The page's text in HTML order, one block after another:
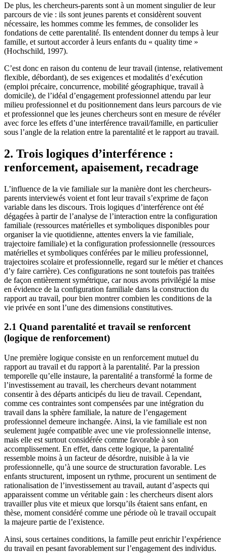
De plus, les chercheurs-parents sont à un moment singulier de leur
parcours de vie : ils sont jeunes parents et considèrent souvent
nécessaire, les hommes comme les femmes, de consolider les
fondations de cette parentalité. Ils entendent donner du temps à leur
famille, et surtout accorder à leurs enfants du « quality time »
(Hochschild, 1997).
C’est donc en raison du contenu de leur travail (intense, relativement
flexible, débordant), de ses exigences et modalités d’exécution
(emploi précaire, concurrence, mobilité géographique, travail à
domicile), de l’idéal d’engagement professionnel attendu par leur
milieu professionnel et du positionnement dans leurs parcours de vie
et professionnel que les jeunes chercheurs sont en mesure de révéler
avec force les effets d’une interférence travail/famille, en particulier
sous l’angle de la relation entre la parentalité et le rapport au travail.
2. Trois logiques d’interférence :
renforcement, apaisement, recadrage
L’influence de la vie familiale sur la manière dont les chercheurs-
parents interviewés voient et font leur travail s’exprime de façon
variable dans les discours. Trois logiques d’interférence ont été
dégagées à partir de l’analyse de l’interaction entre la configuration
familiale (ressources matérielles et symboliques disponibles pour
organiser la vie quotidienne, attentes envers la vie familiale,
trajectoire familiale) et la configuration professionnelle (ressources
matérielles et symboliques conférées par le milieu professionnel,
trajectoires scolaire et professionnelle, regard sur le métier et chances
d’y faire carrière). Ces configurations ne sont toutefois pas traitées
de façon entièrement symétrique, car nous avons privilégié la mise
en évidence de la configuration familiale dans la construction du
rapport au travail, pour bien montrer combien les conditions de la
vie privée en sont l’une des dimensions constitutives.
2.1 Quand parentalité et travail se renforcent
(logique de renforcement)
Une première logique consiste en un renforcement mutuel du
rapport au travail et du rapport à la parentalité. Par la pression
temporelle qu’elle instaure, la parentalité a transformé la forme de
l’investissement au travail, les chercheurs devant notamment
consentir à des départs anticipés du lieu de travail. Cependant,
comme ces contraintes sont compensées par une intégration du
travail dans la sphère familiale, la nature de l’engagement
professionnel demeure inchangée. Ainsi, la vie familiale est non
seulement jugée compatible avec une vie professionnelle intense,
mais elle est surtout considérée comme favorable à son
accomplissement. En effet, dans cette logique, la parentalité
ressemble moins à un facteur de désordre, nuisible à la vie
professionnelle, qu’à une source de structuration favorable. Les
enfants structurent, imposent un rythme, procurent un sentiment de
rationalisation de l’investissement au travail, autant d’aspects qui
apparaissent comme un véritable gain : les chercheurs disent alors
travailler plus vite et mieux que lorsqu’ils étaient sans enfant, en
thèse, moment considéré comme une période où le travail occupait
la majeure partie de l’existence.
Ainsi, sous certaines conditions, la famille peut enrichir l’expérience
du travail en pesant favorablement sur l’engagement des individus.